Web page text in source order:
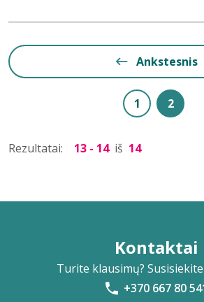
Ankstesnis
1 2
Rezultatai: 13 - 14 iš 14
Kontaktai
Turite klausimų?
+370 667 80